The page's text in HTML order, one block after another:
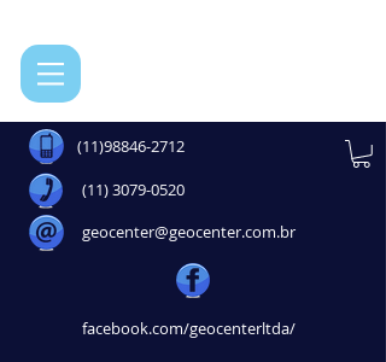
(11)98846-2712
(11) 3079-0520
geocenter@geocenter.com.br
facebook.com/geocenterltda/